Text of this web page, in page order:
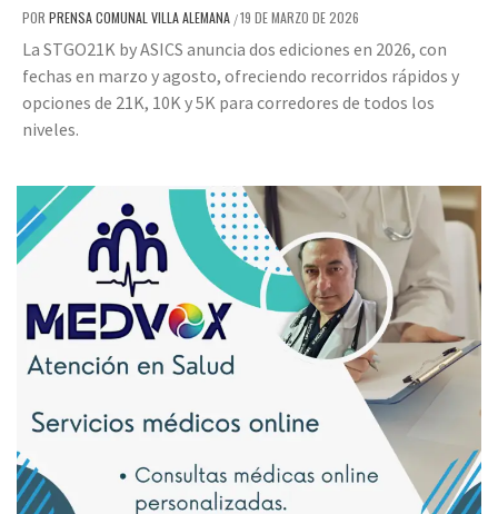
POR PRENSA COMUNAL VILLA ALEMANA /19 DE MARZO DE 2026
La STGO21K by ASICS anuncia dos ediciones en 2026, con
fechas en marzo y agosto, ofreciendo recorridos rápidos y
opciones de 21K, 10K y 5K para corredores de todos los
niveles.